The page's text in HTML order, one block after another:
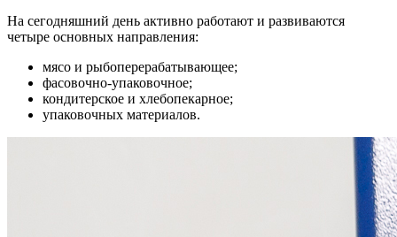
На сегодняшний день активно работают и развиваются
четыре основных направления:
мясо и рыбоперерабатывающее;
фасовочно-упаковочное;
кондитерское и хлебопекарное;
упаковочных материалов.